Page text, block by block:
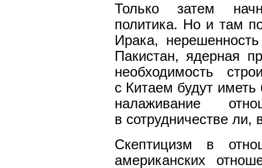
Только затем
политика. Но и там
Ирака,
Пакистан, ядерная
необходимость
с Китаем будут
налаживание
в сотрудничестве ли,
Скептицизм в
американских